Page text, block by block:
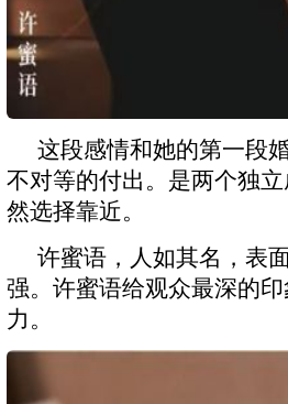
这段感情和她的第一段
不对等的付出。是两个独
然选择靠近。
许蜜语，人如其名，表
强。许蜜语给观众最深的
力。